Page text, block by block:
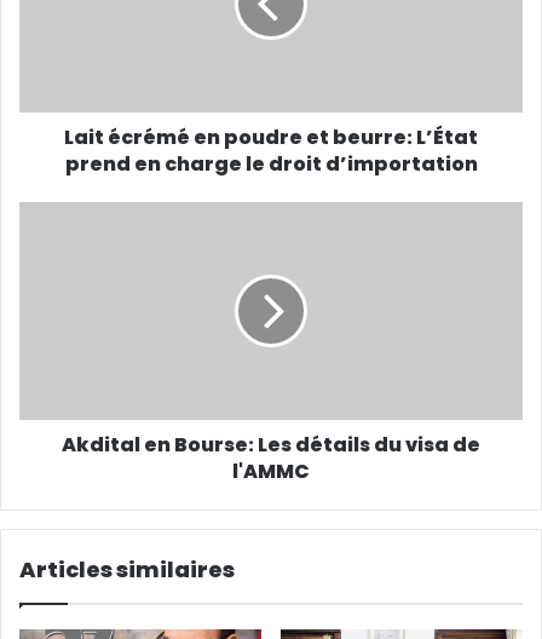
Lait écrémé en poudre et beurre: L’État
prend en charge le droit d’importation
Akdital en Bourse: Les détails du visa de
l'AMMC
Articles similaires